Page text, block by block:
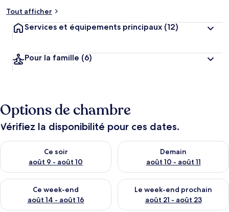
Tout afficher
Services et équipements principaux (12)
Pour la famille (6)
Options de chambre
Vérifiez la disponibilité pour ces dates.
Ce soir
août 9 - août 10
Vérifier la disponibilité pour ce soir août 9 - août 10
Demain
août 10 - août 11
Vérifier la disponibilité pour
Ce week-end
août 14 - août 16
Vérifier la disponibilité pour ce week-end août 14 - août 16
Le week-end prochain
août 21 - août 23
Vérifier la disponibilité pour